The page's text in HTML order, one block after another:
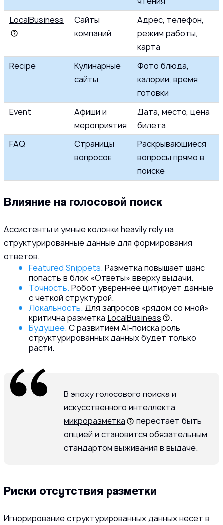
LocalBusiness
Сайты
компаний
Адрес, телефон,
режим работы,
карта
Recipe
Кулинарные
сайты
Фото блюда,
калории, время
готовки
Event
Афиши и
мероприятия
Дата, место, цена
билета
FAQ
Страницы
вопросов
Раскрывающиеся
вопросы прямо в
поиске
Влияние на голосовой поиск
Ассистенты и умные колонки heavily rely на
структурированные данные для формирования
ответов.
Featured Snippets. Разметка повышает шанс
попасть в блок «Ответы» вверху выдачи.
Точность. Робот увереннее цитирует данные
с четкой структурой.
Локальность. Для запросов «рядом со мной»
критична разметка LocalBusiness
.
Будущее. С развитием AI-поиска роль
структурированных данных будет только
расти.
В эпоху голосового поиска и
искусственного интеллекта
микроразметка
перестает быть
опцией и становится обязательным
стандартом выживания в выдаче.
Риски отсутствия разметки
Игнорирование структурированных данных несет в